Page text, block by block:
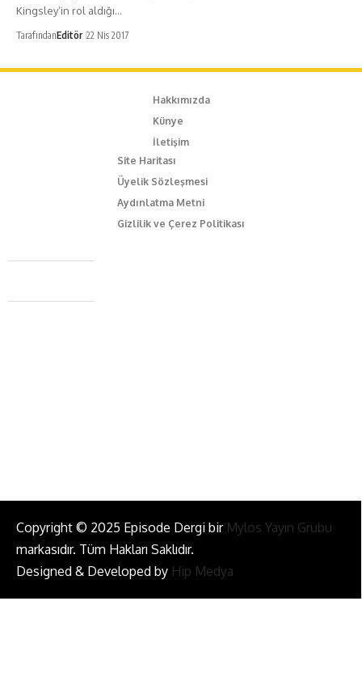
Kingsley’in rol aldığı…
TarafındanEditör 22 Nis 2017
Hakkımızda
Künye
İletişim
Site Haritası
Üyelik Sözleşmesi
Aydınlatma Metni
Gizlilik ve Çerez Politikası
Caferağa Mah. Dr. Şakir Paşa Sok. No3/A Kadıköy İstanbul
+90 543 345 46 00
Copyright © 2025 Episode Dergi bir Mylos Yayın Grubu
markasıdır. Tüm Hakları Saklıdır.
Designed & Developed by Hip Medya